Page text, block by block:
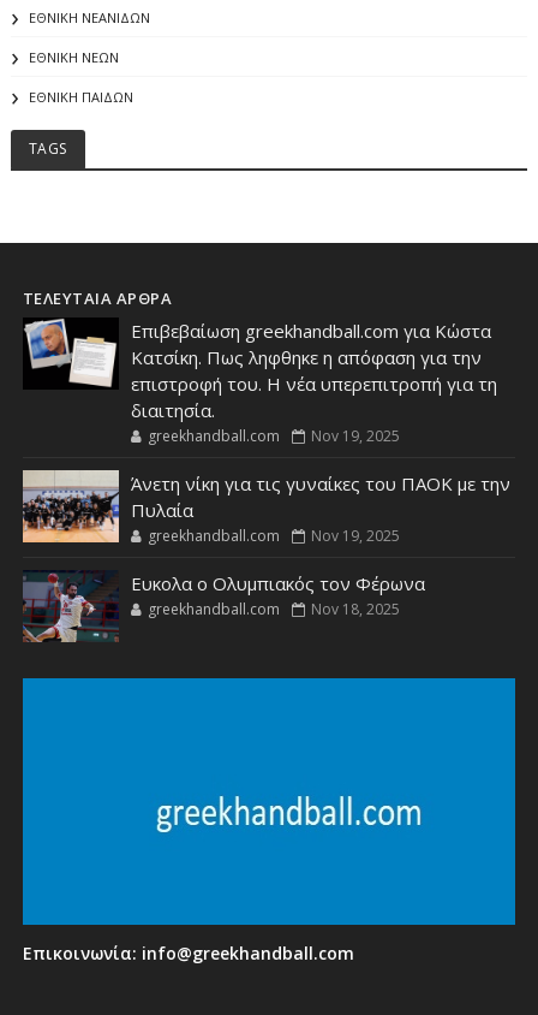
ΕΘΝΙΚΗ ΝΕΑΝΙΔΩΝ
ΕΘΝΙΚΗ ΝΕΩΝ
ΕΘΝΙΚΗ ΠΑΙΔΩΝ
TAGS
ΤΕΛΕΥΤΑΙΑ ΑΡΘΡΑ
Επιβεβαίωση greekhandball.com για Κώστα
Κατσίκη. Πως ληφθηκε η απόφαση για την
επιστροφή του. Η νέα υπερεπιτροπή για τη
διαιτησία.
greekhandball.com Nov 19, 2025
Άνετη νίκη για τις γυναίκες του ΠΑΟΚ με την
Πυλαία
greekhandball.com Nov 19, 2025
Ευκολα ο Ολυμπιακός τον Φέρωνα
greekhandball.com Nov 18, 2025
Επικοινωνία: info@greekhandball.com